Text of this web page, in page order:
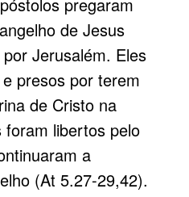
de Jesus
Jerusalém. Eles
presos por terem
de Cristo na
foram libertos pelo
a
(At 5.27-29,42).